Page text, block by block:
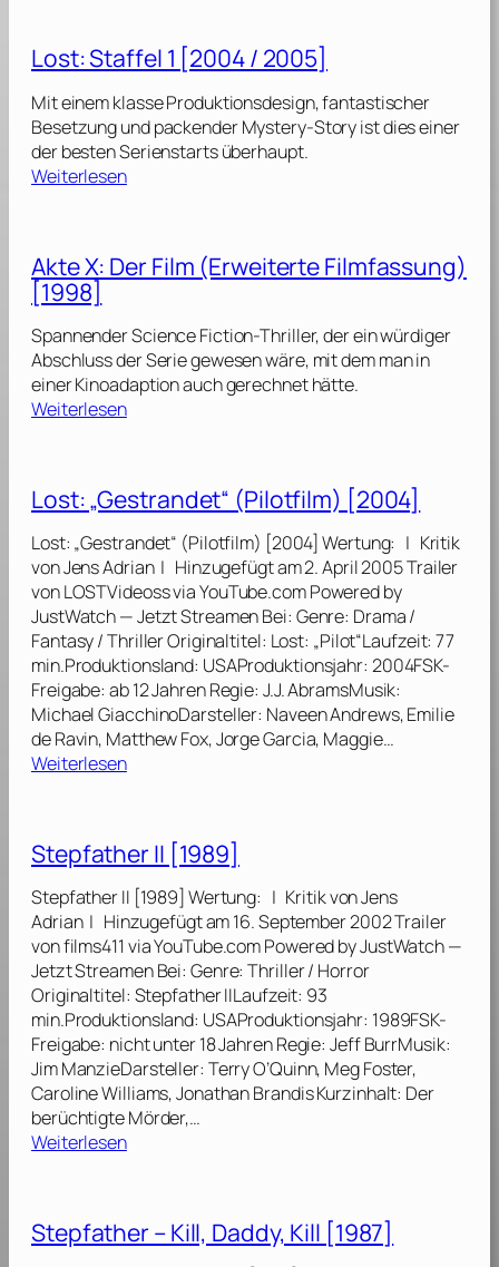
]
l
3
[
2
0
/
0
0
7
]
t
S
t
a
f
l
[
2
0
0
2
0
6
]
Lost: Staffel 1 [2004 / 2005]
Mit einem klasse Produktionsdesign, fantastischer
Besetzung und packender Mystery-Story ist dies einer
der besten Serienstarts überhaupt.
Weiterlesen:
t
t
a
f
f
1
[
2
0
0
4
/
2
0
0
Akte X: Der Film (Erweiterte Filmfassung)
[1998]
Spannender Science Fiction-Thriller, der ein würdiger
Abschluss der Serie gewesen wäre, mit dem man in
einer Kinoadaption auch gerechnet hätte.
Weiterlesen:
e
X
:
D
r
F
i
l
m
(
w
e
i
t
e
r
t
e
F
i
l
m
f
u
Lost: „Gestrandet“ (Pilotfilm) [2004]
Lost: „Gestrandet“ (Pilotfilm) [2004] Wertung: | Kritik
von Jens Adrian | Hinzugefügt am 2. April 2005 Trailer
von LOSTVideoss via YouTube.com Powered by
JustWatch — Jetzt Streamen Bei: Genre: Drama /
Fantasy / Thriller Originaltitel: Lost: „Pilot“Laufzeit: 77
min.Produktionsland: USAProduktionsjahr: 2004FSK-
Freigabe: ab 12 Jahren Regie: J.J. AbramsMusik:
Michael GiacchinoDarsteller: Naveen Andrews, Emilie
de Ravin, Matthew Fox, Jorge Garcia, Maggie…
Weiterlesen:
t
:
„
G
e
s
t
r
a
n
d
e
t
P
i
Stepfather II [1989]
Stepfather II [1989] Wertung: | Kritik von Jens
Adrian | Hinzugefügt am 16. September 2002 Trailer
von films411 via YouTube.com Powered by JustWatch —
Jetzt Streamen Bei: Genre: Thriller / Horror
Originaltitel: Stepfather IILaufzeit: 93
min.Produktionsland: USAProduktionsjahr: 1989FSK-
Freigabe: nicht unter 18 Jahren Regie: Jeff BurrMusik:
Jim ManzieDarsteller: Terry O’Quinn, Meg Foster,
Caroline Williams, Jonathan Brandis Kurzinhalt: Der
berüchtigte Mörder,…
Weiterlesen:
p
Stepfather – Kill, Daddy, Kill [1987]